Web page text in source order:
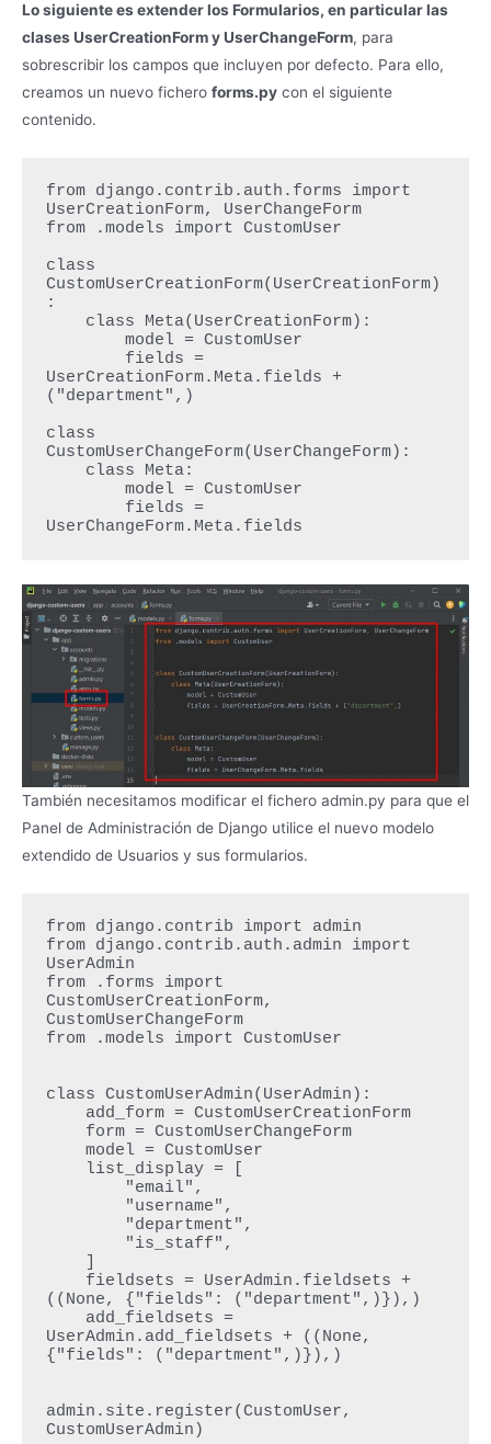
Lo siguiente es extender los Formularios, en particular las
clases UserCreationForm y UserChangeForm, para
sobrescribir los campos que incluyen por defecto. Para ello,
creamos un nuevo fichero forms.py con el siguiente
contenido.
from django.contrib.auth.forms import
UserCreationForm, UserChangeForm
from .models import CustomUser
class
CustomUserCreationForm(UserCreationForm)
:
UserCreationForm.Meta.fields +
("department",)
class
CustomUserChangeForm(UserChangeForm):
UserChangeForm.Meta.fields
También necesitamos modificar el fichero admin.py para que el
Panel de Administración de Django utilice el nuevo modelo
extendido de Usuarios y sus formularios.
from django.contrib import admin
from django.contrib.auth.admin import
UserAdmin
from .forms import
CustomUserCreationForm,
CustomUserChangeForm
from .models import CustomUser
class CustomUserAdmin(UserAdmin):
((None, {"fields": ("department",)}),)
UserAdmin.add_fieldsets + ((None,
{"fields": ("department",)}),)
admin.site.register(CustomUser,
CustomUserAdmin)